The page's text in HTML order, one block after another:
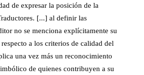
de expresar la posición de la
[...] al definir las
no se menciona explícitamente su
a los criterios de calidad del
una vez más un reconocimiento
de quienes contribuyen a su